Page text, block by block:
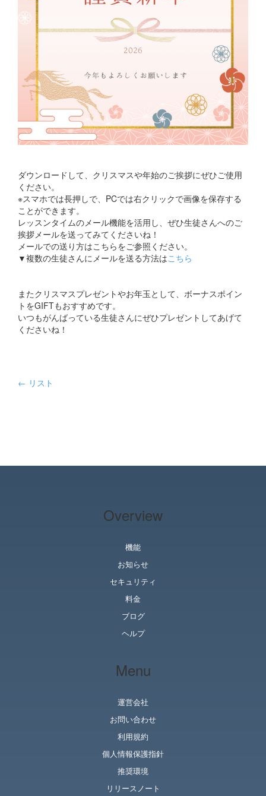
ダウンロードして、クリスマスや年始のご挨拶にぜひご使用
ください。
※スマホでは長押しで、PCでは右クリックで画像を保存する
ことができます。
レッスンタイムのメール機能を活用し、ぜひ生徒さんへのご
挨拶メールを送ってみてくださいね！
メールでの送り方はこちらをご参照ください。
▼複数の生徒さんにメールを送る方法はこちら
またクリスマスプレゼントやお年玉として、ボーナスポイン
トをGIFTもおすすめです。
いつもがんばっている生徒さんにぜひプレゼントしてあげて
くださいね！
← リスト
Overview
機能
お知らせ
セキュリティ
料金
ブログ
ヘルプ
Menu
運営会社
お問い合わせ
利用規約
個人情報保護指針
推奨環境
リリースノート